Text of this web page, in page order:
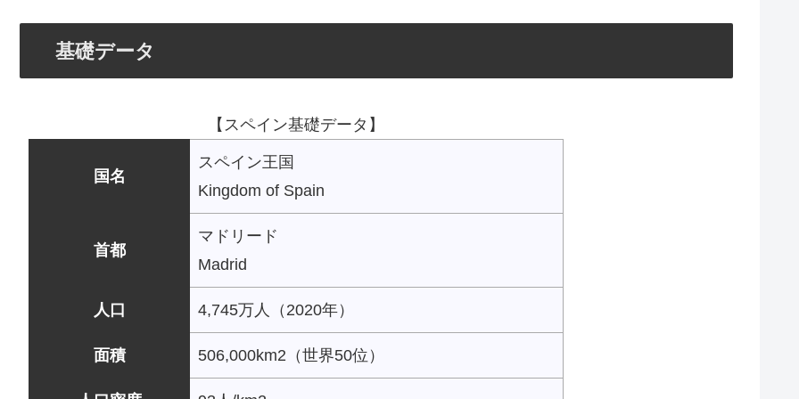
基礎データ
【スペイン基礎データ】
国名
スペイン王国
Kingdom of Spain
首都
マドリード
Madrid
人口 4,745万人（2020年）
面積 506,000km2（世界50位）